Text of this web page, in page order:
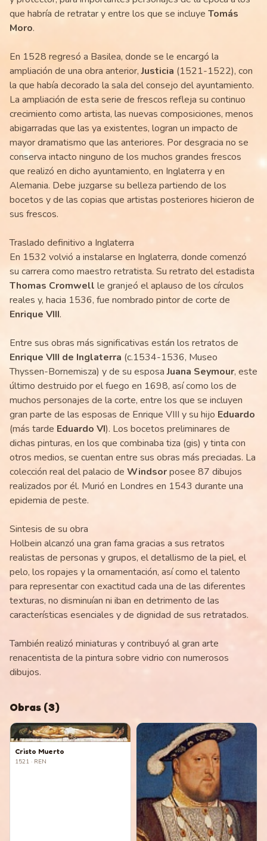
que habría de retratar y entre los que se incluye Tomás
Moro.
En 1528 regresó a Basilea, donde se le encargó la
ampliación de una obra anterior,Justicia (1521-1522), con
la que había decorado la sala del consejo del ayuntamiento.
La ampliación de esta serie de frescos refleja su continuo
crecimiento como artista, las nuevas composiciones, menos
abigarradas que las ya existentes, logran un impacto de
mayor dramatismo que las anteriores. Por desgracia no se
conserva intacto ninguno de los muchos grandes frescos
que realizó en dicho ayuntamiento, en Inglaterra y en
Alemania. Debe juzgarse su belleza partiendo de los
bocetos y de las copias que artistas posteriores hicieron de
sus frescos.
Traslado definitivo a Inglaterra
En 1532 volvió a instalarse en Inglaterra, donde comenzó
su carrera como maestro retratista. Su retrato del estadista
Thomas Cromwell le granjeó el aplauso de los círculos
reales y, hacia 1536, fue nombrado pintor de corte de
Enrique VIII.
Entre sus obras más significativas están los retratos de
Enrique VIII de Inglaterra (c.1534-1536, Museo
Thyssen-Bornemisza) y de su esposaJuana Seymour, este
último destruido por el fuego en 1698, así como los de
muchos personajes de la corte, entre los que se incluyen
gran parte de las esposas de Enrique VIII y su hijo Eduardo
(más tarde Eduardo VI). Los bocetos preliminares de
dichas pinturas, en los que combinaba tiza (gis) y tinta con
otros medios, se cuentan entre sus obras más preciadas. La
colección real del palacio de Windsorposee 87 dibujos
realizados por él. Murió en Londres en 1543 durante una
epidemia de peste.
Sintesis de su obra
Holbein alcanzó una gran fama gracias a sus retratos
realistas de personas y grupos, el detallismo de la piel, el
pelo, los ropajes y la ornamentación, así como el talento
para representar con exactitud cada una de las diferentes
texturas, no disminuían ni iban en detrimento de las
características esenciales y de dignidad de sus retratados.
También realizó miniaturas y contribuyó al gran arte
renacentista de la pintura sobre vidrio con numerosos
dibujos.
Obras (3)
Cristo Muerto
1521 · REN